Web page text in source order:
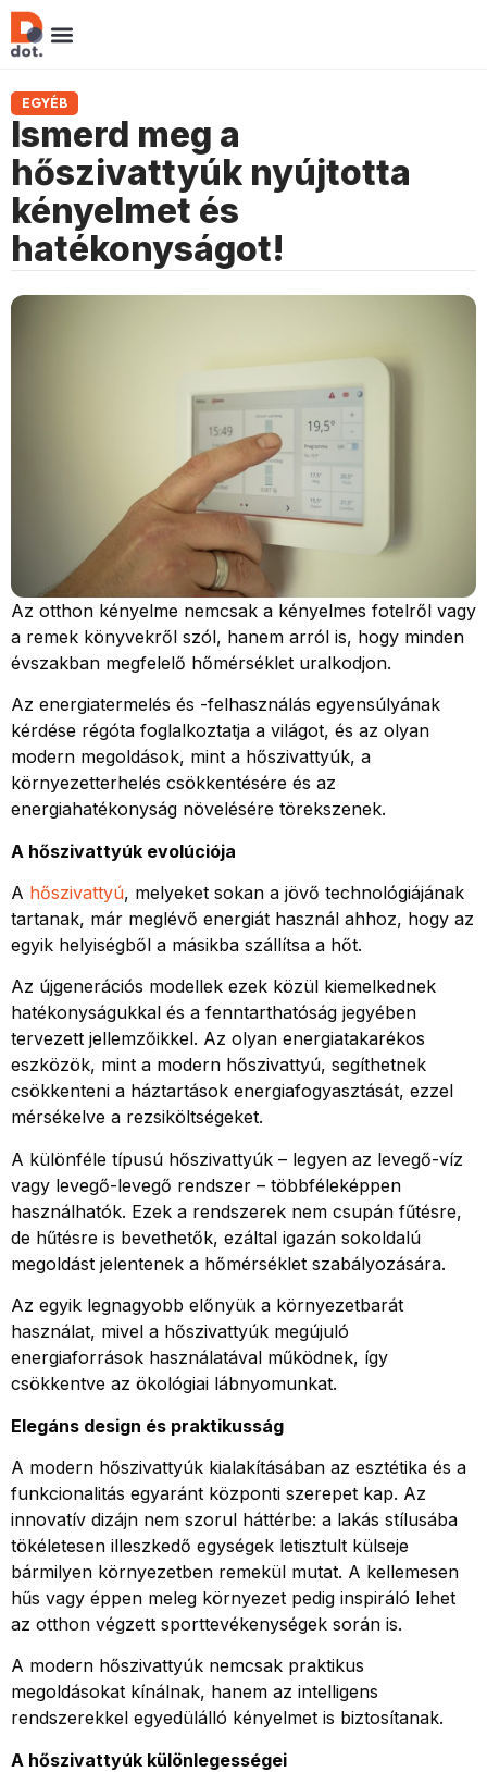
EGYÉB
Ismerd meg a
hőszivattyúk nyújtotta
kényelmet és
hatékonyságot!
Az otthon kényelme nemcsak a kényelmes fotelről vagy
a remek könyvekről szól, hanem arról is, hogy minden
évszakban megfelelő hőmérséklet uralkodjon.
Az energiatermelés és -felhasználás egyensúlyának
kérdése régóta foglalkoztatja a világot, és az olyan
modern megoldások, mint a hőszivattyúk, a
környezetterhelés csökkentésére és az
energiahatékonyság növelésére törekszenek.
A hőszivattyúk evolúciója
A hőszivattyú, melyeket sokan a jövő technológiájának
tartanak, már meglévő energiát használ ahhoz, hogy az
egyik helyiségből a másikba szállítsa a hőt.
Az újgenerációs modellek ezek közül kiemelkednek
hatékonyságukkal és a fenntarthatóság jegyében
tervezett jellemzőikkel. Az olyan energiatakarékos
eszközök, mint a modern hőszivattyú, segíthetnek
csökkenteni a háztartások energiafogyasztását, ezzel
mérsékelve a rezsiköltségeket.
A különféle típusú hőszivattyúk – legyen az levegő-víz
vagy levegő-levegő rendszer – többféleképpen
használhatók. Ezek a rendszerek nem csupán fűtésre,
de hűtésre is bevethetők, ezáltal igazán sokoldalú
megoldást jelentenek a hőmérséklet szabályozására.
Az egyik legnagyobb előnyük a környezetbarát
használat, mivel a hőszivattyúk megújuló
energiaforrások használatával működnek, így
csökkentve az ökológiai lábnyomunkat.
Elegáns design és praktikusság
A modern hőszivattyúk kialakításában az esztétika és a
funkcionalitás egyaránt központi szerepet kap. Az
innovatív dizájn nem szorul háttérbe: a lakás stílusába
tökéletesen illeszkedő egységek letisztult külseje
bármilyen környezetben remekül mutat. A kellemesen
hűs vagy éppen meleg környezet pedig inspiráló lehet
az otthon végzett sporttevékenységek során is.
A modern hőszivattyúk nemcsak praktikus
megoldásokat kínálnak, hanem az intelligens
rendszerekkel egyedülálló kényelmet is biztosítanak.
A hőszivattyúk különlegességei